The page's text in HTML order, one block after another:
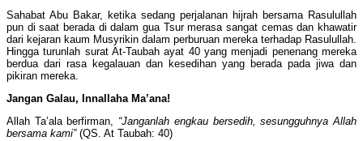
Sahabat Abu Bakar, ketika sedang perjalanan hijrah bersama Rasulullah
pun di saat berada di dalam gua Tsur merasa sangat cemas dan khawatir
dari kejaran kaum Musyrikin dalam perburuan mereka terhadap Rasulullah.
Hingga turunlah surat At-Taubah ayat 40 yang menjadi penenang mereka
berdua dari rasa kegalauan dan kesedihan yang berada pada jiwa dan
pikiran mereka.
Jangan Galau, Innallaha Ma’ana!
Allah Ta’ala berfirman, “Janganlah engkau bersedih, sesungguhnya Allah
bersama kami”(QS. At Taubah: 40)